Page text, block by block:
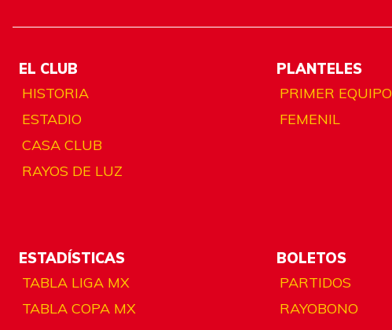
EL CLUB
HISTORIA
ESTADIO
CASA CLUB
RAYOS DE LUZ
PLANTELES
PRIMER EQUIPO
FEMENIL
ESTADÍSTICAS
TABLA LIGA MX
TABLA COPA MX
BOLETOS
PARTIDOS
RAYOBONO